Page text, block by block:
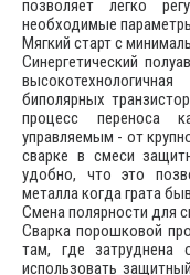
позволяет легко
необходимые
Мягкий старт с
Синергетический
биполярных
процесс переноса
управляемым - от
сварке в смеси
удобно, что это
металла когда грата
Смена полярности для
Сварка порошковой
там, где затруднена
использовать